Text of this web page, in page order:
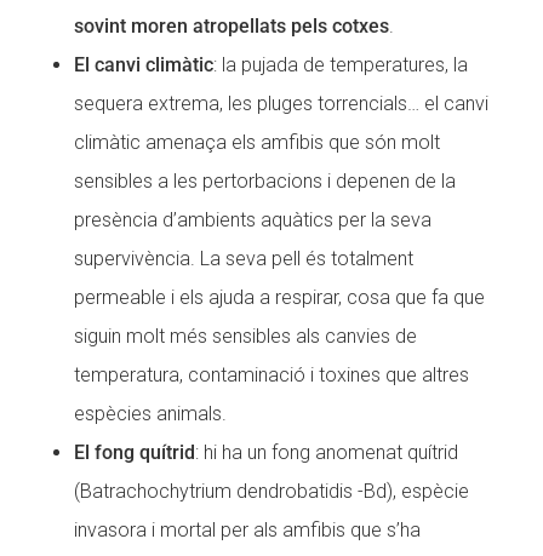
sovint moren atropellats pels cotxes.
El canvi climàtic: la pujada de temperatures, la
sequera extrema, les pluges torrencials… el canvi
climàtic amenaça els amfibis que són molt
sensibles a les pertorbacions i depenen de la
presència d’ambients aquàtics per la seva
supervivència. La seva pell és totalment
permeable i els ajuda a respirar, cosa que fa que
siguin molt més sensibles als canvies de
temperatura, contaminació i toxines que altres
espècies animals.
El fong quítrid: hi ha un fong anomenat quítrid
(Batrachochytrium dendrobatidis -Bd), espècie
invasora i mortal per als amfibis que s’ha